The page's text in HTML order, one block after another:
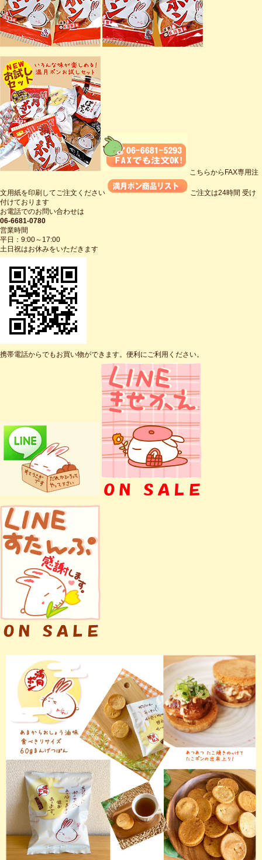
こちらからFAX専用注
文用紙を印刷してご注文ください
ご注文は24時間 受け
付けております
お電話でのお問い合わせは
06-6681-0780
営業時間
平日：9:00～17:00
土日祝はお休みをいただきます
携帯電話からでもお買い物ができます。便利にご利用ください。